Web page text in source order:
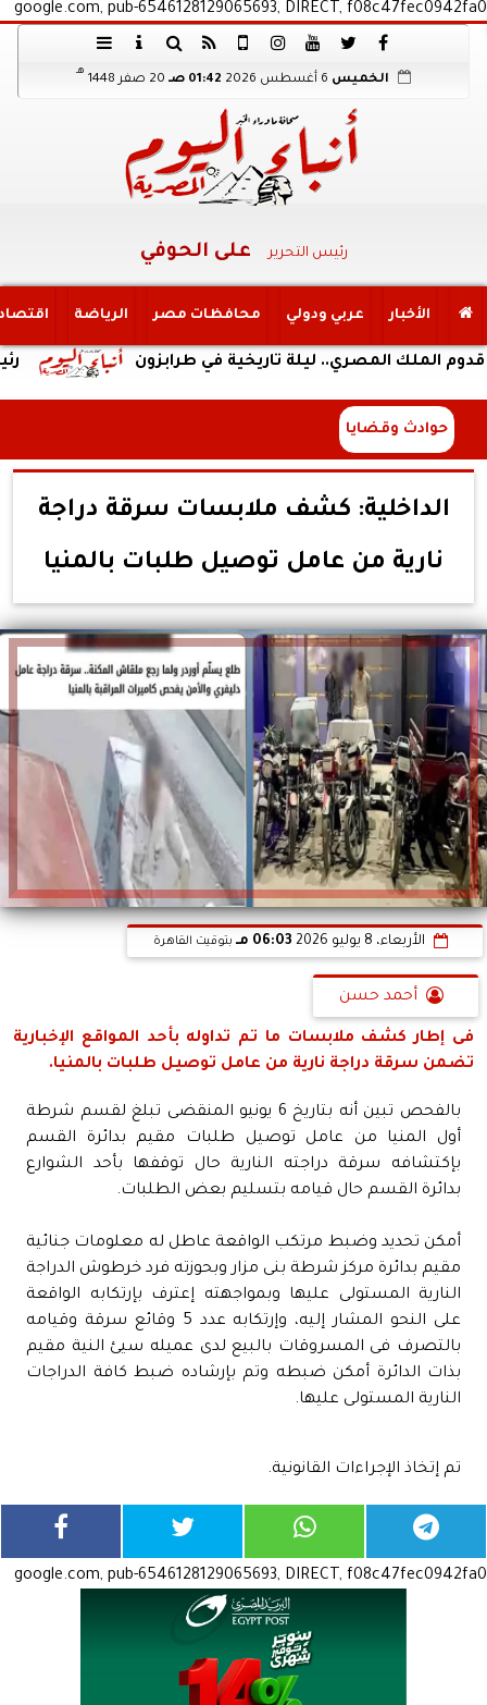
google.com, pub-6546128129065693, DIRECT, f08c47fec0942fa0
الخميس 01:42 صـ 20 صفر 1448
هـ
رئيس التحرير على الحوفي
الأخبار عربي ودولي محافظات مصر الرياضة
رئيس المصري.. ليلة تاريخية في طرابزون
حوادث وقضايا
الداخلية: كشف ملابسات سرقة دراجة
نارية من عامل توصيل طلبات بالمنيا
الأربعاء، 8 يوليو 2026 06:03 مـ بتوقيت القاهرة
أحمد حسن
فى إطار كشف ملابسات ما تم تداوله بأحد المواقع الإخبارية
تضمن سرقة دراجة نارية من عامل توصيل طلبات بالمنيا.
بالفحص تبين أنه بتاريخ 6 يونيو المنقضى تبلغ لقسم شرطة
أول المنيا من عامل توصيل طلبات مقيم بدائرة القسم
بإكتشافه سرقة دراجته النارية حال توقفها بأحد الشوارع
بدائرة القسم حال قيامه بتسليم بعض الطلبات.
أمكن تحديد وضبط مرتكب الواقعة عاطل له معلومات جنائية
مقيم بدائرة مركز شرطة بنى مزار وبحوزته فرد خرطوش الدراجة
النارية المستولى عليها وبمواجهته إعترف بإرتكابه الواقعة
على النحو المشار إليه، وإرتكابه عدد 5 وقائع سرقة وقيامه
بالتصرف فى المسروقات بالبيع لدى عميله سيئ النية مقيم
بذات الدائرة أمكن ضبطه وتم بإرشاده ضبط كافة الدراجات
النارية المستولى عليها.
تم إتخاذ الإجراءات القانونية.
google.com, pub-6546128129065693, DIRECT, f08c47fec0942fa0